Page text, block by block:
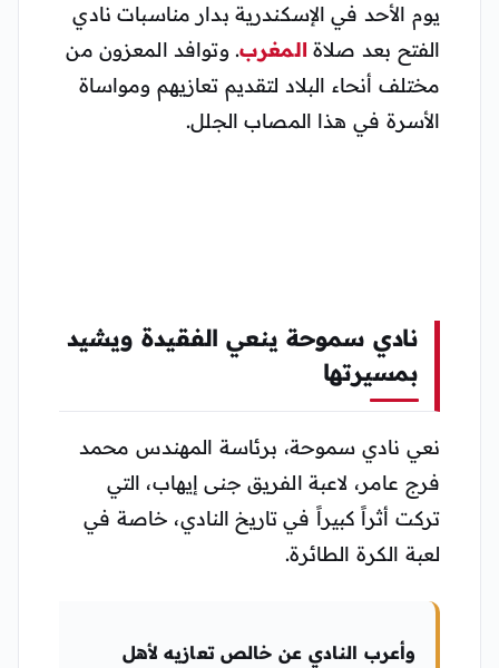
يوم الأحد في الإسكندرية بدار مناسبات نادي
الفتح بعد صلاة المغرب. وتوافد المعزون من
مختلف أنحاء البلاد لتقديم تعازيهم ومواساة
الأسرة في هذا المصاب الجلل.
نادي سموحة ينعي الفقيدة ويشيد
بمسيرتها
نعي نادي سموحة، برئاسة المهندس محمد
فرج عامر، لاعبة الفريق جنى إيهاب، التي
تركت أثراً كبيراً في تاريخ النادي، خاصة في
لعبة الكرة الطائرة.
وأعرب النادي عن خالص تعازيه لأهل